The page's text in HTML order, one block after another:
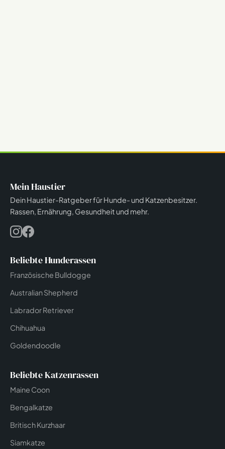
Mein Haustier
Dein Haustier-Ratgeber für Hunde- und Katzenbesitzer.
Rassen, Ernährung, Gesundheit und mehr.
Beliebte Hunderassen
Französische Bulldogge
Australian Shepherd
Labrador Retriever
Chihuahua
Goldendoodle
Beliebte Katzenrassen
Maine Coon
Bengalkatze
Britisch Kurzhaar
Siamkatze